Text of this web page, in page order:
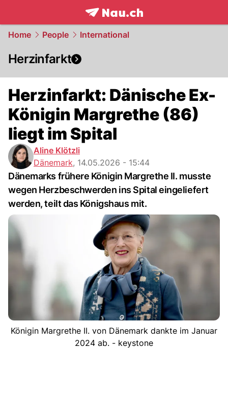
frontpage.NAU.ch
Home People International
Herzinfarkt
Herzinfarkt: Dänische Ex-
Königin Margrethe (86)
liegt im Spital
Aline Klötzli
Dänemark, 14.05.2026 - 15:44
Dänemarks frühere Königin Margrethe II. musste
wegen Herzbeschwerden ins Spital eingeliefert
werden, teilt das Königshaus mit.
Königin Margrethe II. von Dänemark dankte im Januar
2024 ab. - keystone